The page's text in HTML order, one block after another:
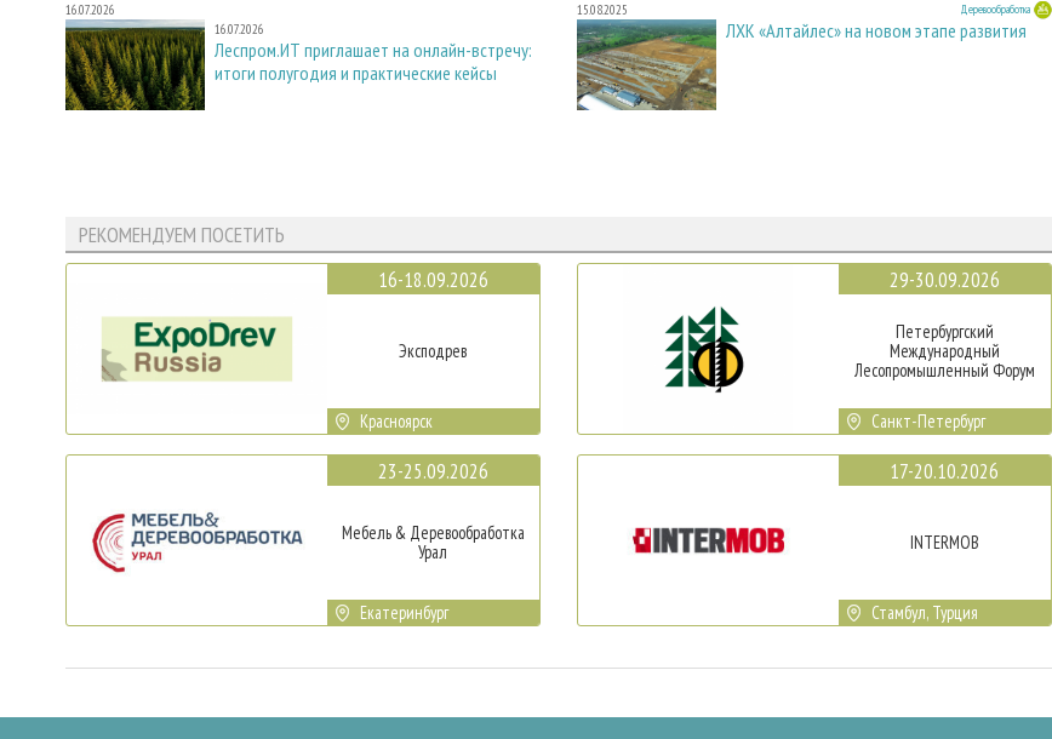
16.07.2026
16.07.2026
Леспром.ИТ приглашает на онлайн-встречу:
итоги полугодия и практические кейсы
15.08.2025 Деревообработка
ЛХК «Алтайлес» на новом этапе развития
РЕКОМЕНДУЕМ ПОСЕТИТЬ
16-18.09.2026
Эксподрев
Красноярск
23-25.09.2026
Мебель & Деревообработка
Урал
Екатеринбург
29-30.09.2026
Петербургский
Международный
Лесопромышленный Форум
Санкт-Петербург
17-20.10.2026
INTERMOB
Стамбул, Турция